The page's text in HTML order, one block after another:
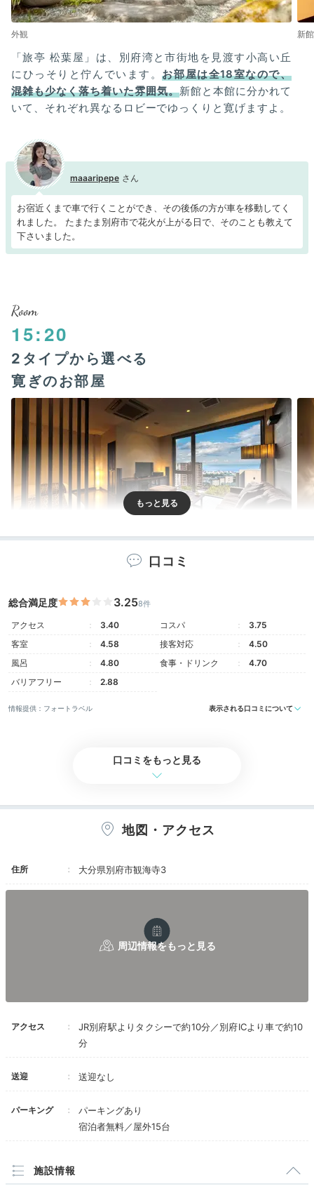
外観 新
「旅亭 松葉屋」は、別府湾と市街地を見渡す小高い丘
にひっそりと佇んでいます。お部屋は全18室なので、
混雑も少なく落ち着いた雰囲気。新館と本館に分かれて
いて、それぞれ異なるロビーでゆっくりと寛げますよ。
maaaripepe
お宿近くまで車で行くことができ、その後係の方が車を移動してく
れました。 たまたま別府市で花火が上がる日で、そのことも教えて
下さいました。
Room
15:20
2タイプから選べる
寛ぎのお部屋
新館「月ノ想」に分かれています。
は、温泉露天風呂や展望風呂付き。
中でもメゾネットタ
イプは別荘のような造りで、別府湾の景色を前に贅沢に
過ごせます。
「メゾネット・スイート」は扉を開けた瞬間に大きな窓
2階は寝室と露天風呂で、彼も広いお部屋に感動し
Onsen
15:40
貸切露天風呂／薬師の湯
風呂が無料。
アジアンスタイルの「無垢の湯」などそれ
口コミ
総合満足度 3.258件
アクセス 3.40 コスパ
3.75
客室
4.58 接客対応
4.50
風呂
4.80 食事・ドリンク
4.70
バリアフリー
2.88
情報提供：フォートラベル 表示される口コミについて
口コミをもっと見る
地図・アクセス
住所 大分県別府市観海寺3
アクセス
JR別府駅よりタクシーで約10分／別府ICより車で約10
分
送迎 送迎なし
パーキング
パーキングあり
宿泊者無料／屋外15台
施設情報